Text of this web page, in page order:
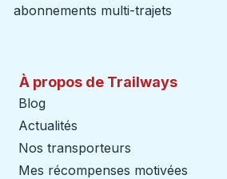
abonnements multi-trajets
À propos de Trailways
Blog
Actualités
Nos transporteurs
Mes récompenses motivées